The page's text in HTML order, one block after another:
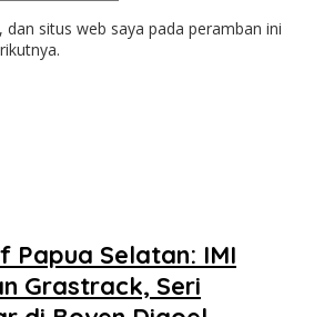
dan situs web saya pada peramban ini
Papua Selatan: IMI
Grastrack, Seri